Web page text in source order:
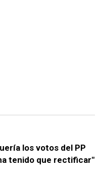
los votos del PP
tenido que rectificar"